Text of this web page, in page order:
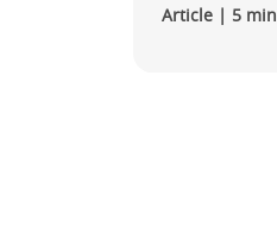
Article | 5 min